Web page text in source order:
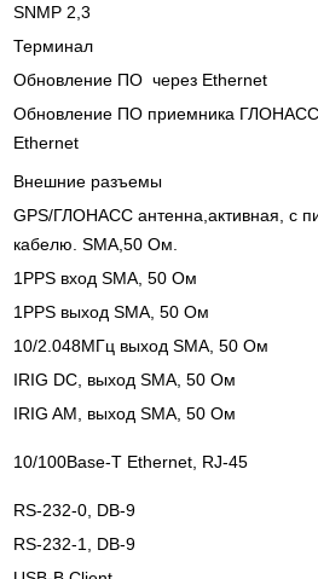
SNMP 2,3
Терминал
Обновление ПО через Ethernet
Обновление ПО приемника
Ethernet
Внешние разъемы
GPS/ГЛОНАСС антенна,активная, с
кабелю. SMA,50 Ом.
1PPS вход SMA, 50 Oм
1PPS выход SMA, 50 Oм
10/2.048МГц выход SMA, 50 Oм
IRIG DC, выход SMA, 50 Oм
IRIG AM, выход SMA, 50 Oм
10/100Base-T Ethernet, RJ-45
RS-232-0, DB-9
RS-232-1, DB-9